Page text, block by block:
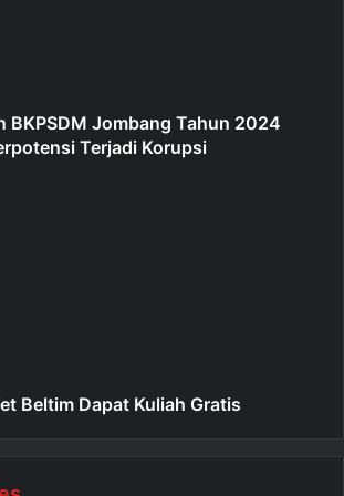
BKPSDM Jombang Tahun 2024
Terjadi Korupsi
Beltim Dapat Kuliah Gratis